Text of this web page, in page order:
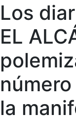
Los
EL
la